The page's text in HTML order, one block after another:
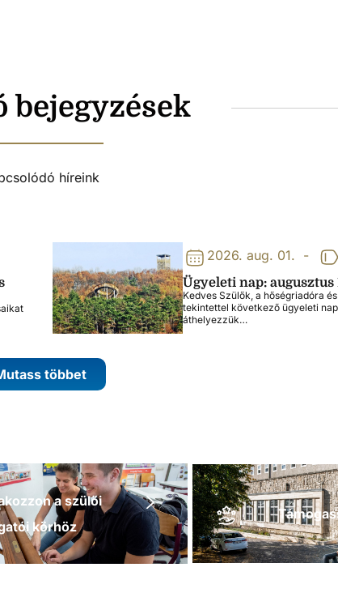
bejegyzések
híreink
2026. aug. 01. -
Ügyeleti nap: augusztus
Kedves Szülők, a hőségriadóra
tekintettel következő ügyeleti
áthelyezzük…
többet
a szülői
körhöz